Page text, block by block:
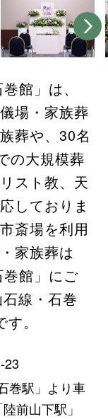
館」は、
場・家族葬
葬や、30名
の大規模葬
スト教、天
しておりま
斎場を利用
家族葬は
巻館」にご
線・石巻
。
23
巻駅」より車
前山下駅」